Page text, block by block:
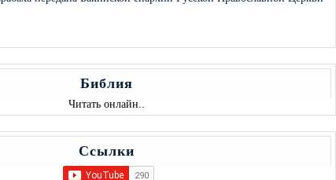
Библия
Читать онлайн..
Ссылки